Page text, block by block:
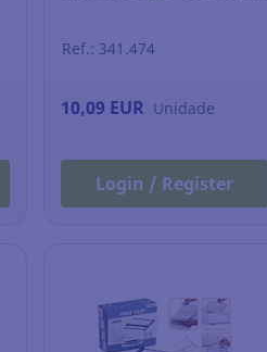
Ref.: 341.474
10,09 EUR Unidade
Login / Register